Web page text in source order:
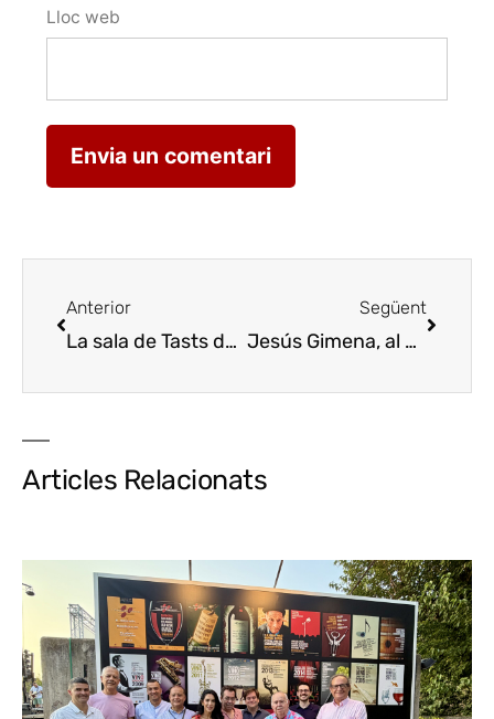
Lloc web
Anterior
La sala de Tasts del congrés de vins Madrid Fusión, epicentre de les harmonies gastronòmiques en un complet programa participatiu
Següent
Jesús Gimena, al campionat espanyol ‘Tapas y Pinchos’ amb el seu ‘Bocatín de Caracoles’
Articles Relacionats